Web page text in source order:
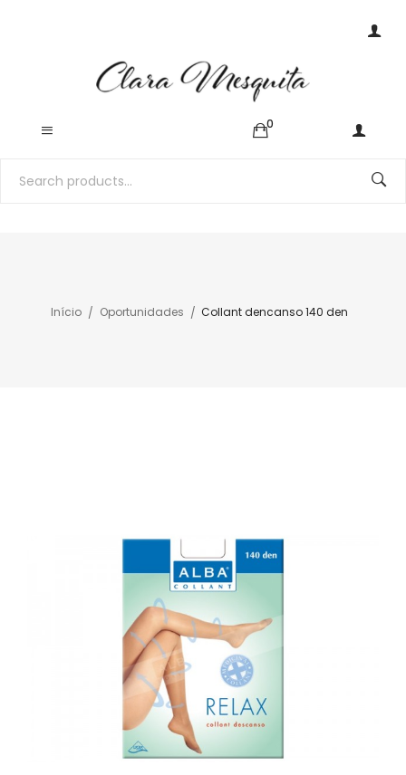
0
Início Oportunidades Collant dencanso 140 den